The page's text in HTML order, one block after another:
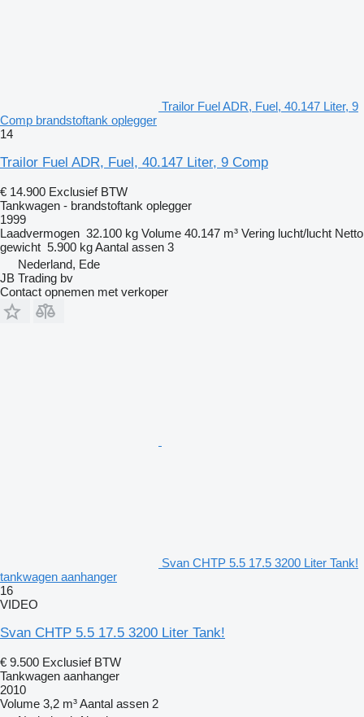
Trailor Fuel ADR, Fuel, 40.147 Liter, 9
Comp brandstoftank oplegger
14
Trailor Fuel ADR, Fuel, 40.147 Liter, 9 Comp
€ 14.900 Exclusief BTW
Tankwagen - brandstoftank oplegger
1999
Laadvermogen 32.100 kg Volume 40.147 m³ Vering lucht/lucht Netto
gewicht 5.900 kgAantal assen 3
Nederland, Ede
JB Trading bv
Contact opnemen met verkoper
Svan CHTP 5.5 17.5 3200 Liter Tank!
tankwagen aanhanger
16
VIDEO
Svan CHTP 5.5 17.5 3200 Liter Tank!
€ 9.500 Exclusief BTW
Tankwagen aanhanger
2010
Volume 3,2 m³Aantal assen 2